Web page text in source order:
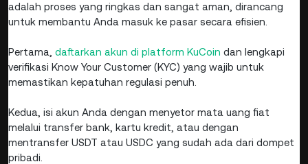
adalah proses yang ringkas dan sangat aman, dirancang
untuk membantu Anda masuk ke pasar secara efisien.
Pertama, daftarkan akun di platform KuCoin dan lengkapi
verifikasi Know Your Customer (KYC) yang wajib untuk
memastikan kepatuhan regulasi penuh.
Kedua, isi akun Anda dengan menyetor mata uang fiat
melalui transfer bank, kartu kredit, atau dengan
mentransfer USDT atau USDC yang sudah ada dari dompet
pribadi.